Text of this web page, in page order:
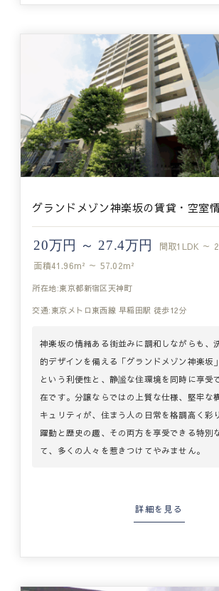
グランドメゾン神楽坂の賃貸・空室
20万円 ～ 27.4万円 間取1LDK ～
面積41.96m² ～ 57.02m²
所在地:東京都新宿区天神町
交通:東京メトロ東西線 早稲田駅 徒歩12分
神楽坂の情緒ある街並みに調和しながらも、
的デザインを備える「グランドメゾン神楽坂
という利便性と、静謐な住環境を同時に享受
在です。分譲ならではの上質な仕様、堅牢な
キュリティが、住まう人の日常を格調高く彩
躍動と歴史の趣、その両方を享受できる特別
て、多くの人々を惹きつけてやみません。
詳細を見る